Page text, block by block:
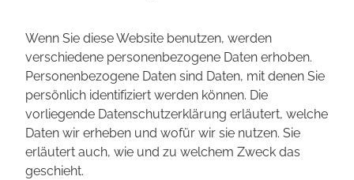
Wenn Sie diese Website benutzen, werden
verschiedene personenbezogene Daten erhoben.
Personenbezogene Daten sind Daten, mit denen Sie
persönlich identifiziert werden können. Die
vorliegende Datenschutzerklärung erläutert, welche
Daten wir erheben und wofür wir sie nutzen. Sie
erläutert auch, wie und zu welchem Zweck das
geschieht.